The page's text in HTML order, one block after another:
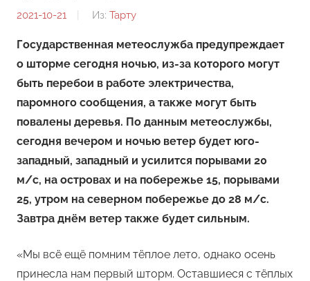
2021-10-21
От:
Из: Тарту
Государственная метеослужба предупреждает
о шторме сегодня ночью, из-за которого могут
быть перебои в работе электричества,
паромного сообщения, а также могут быть
повалены деревья. По данным метеослужбы,
сегодня вечером и ночью ветер будет юго-
западный, западный и усилится порывами 20
м/c, на островах и на побережье 15, порывами
25, утром на севернoм побережье дo 28 м/c.
Завтра днём ветер также будет сильным.
«Мы всё ещё помним тёплое лето, однако осень
принесла нам первый шторм. Оставшиеся с тёплых